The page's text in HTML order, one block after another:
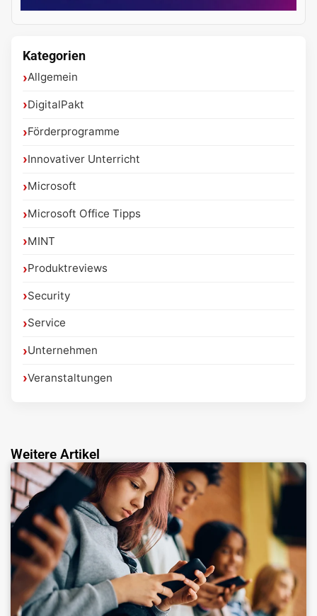
Kategorien
Allgemein
DigitalPakt
Förderprogramme
Innovativer Unterricht
Microsoft
Microsoft Office Tipps
MINT
Produktreviews
Security
Service
Unternehmen
Veranstaltungen
Weitere Artikel